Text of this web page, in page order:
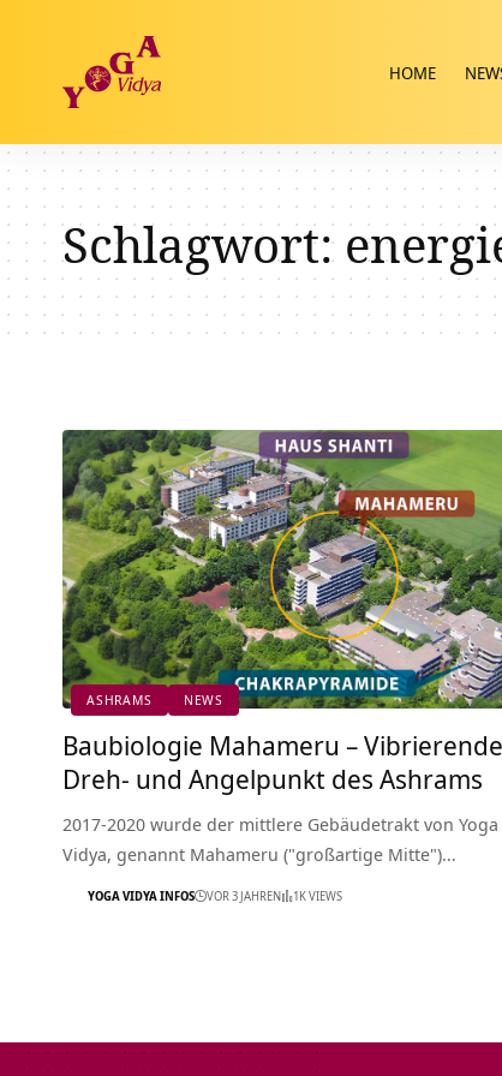
HOME
Schlagwort:
ASHRAMS NEWS
Baubiologie Mahameru –
Dreh- und Angelpunkt des Ashrams
2017-2020 wurde der mittlere Gebäudetrakt von Yoga
Vidya, genannt Mahameru ("großartige Mitte")…
YOGA VIDYA INFOS VOR 3 JAHREN 1K VIEWS